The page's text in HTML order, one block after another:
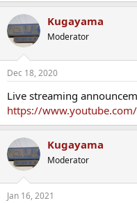
Kugayama
Moderator
Dec 18, 2020
Live streaming
https://
Kugayama
Moderator
Jan 16, 2021